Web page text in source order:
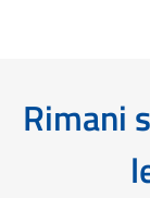
Rimani